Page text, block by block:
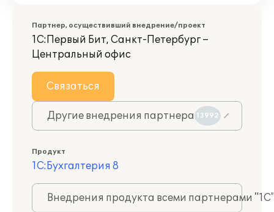
Партнер, осуществивший внедрение/проект
1С:Первый Бит, Санкт-Петербург –
Центральный офис
Связаться
Другие внедрения партнера 13992
Продукт
1С:Бухгалтерия 8
Внедрения продукта всеми партнерами